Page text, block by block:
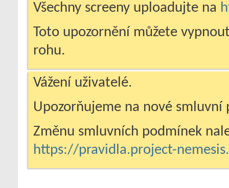
Všechny screeny uploadujte na
Toto upozornění můžete
rohu.
Vážení uživatelé.
Upozorňujeme na nové smluvní
Změnu smluvních podmínek
https://pravidla.project-